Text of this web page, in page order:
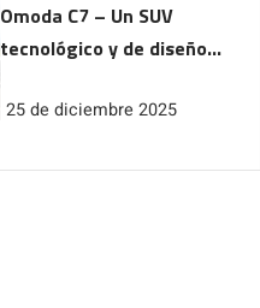
Omoda C7 – Un SUV
tecnológico y de diseño
25 de diciembre 2025